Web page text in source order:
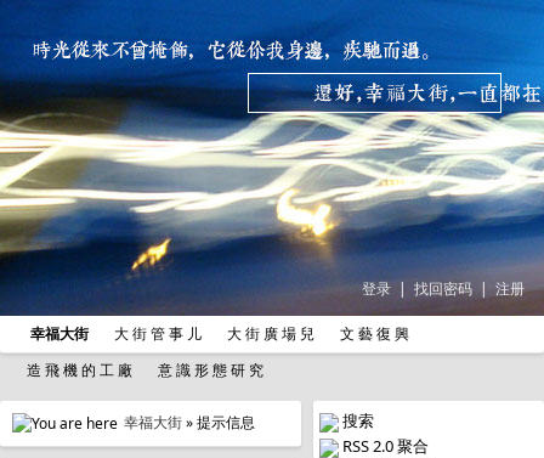
登录 | 找回密码 | 注册
幸福大街 大 街 管 事 儿 大 街 廣 場 兒
文 藝 復 興
造 飛 機 的 工 廠
意 識 形 態 研 究
搜索
RSS 2.0 聚合
幸福大街» 提示信息